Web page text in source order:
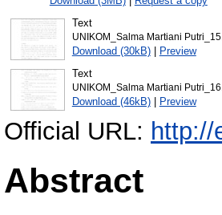
Text
UNIKOM_Salma Martiani
Download (30kB)|
Preview
Text
UNIKOM_Salma Martiani
Download (46kB)| Preview
Official URL: http://
Abstract